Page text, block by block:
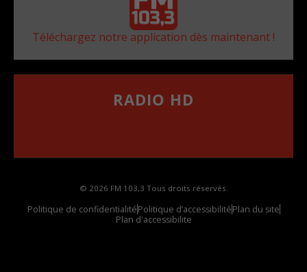
Téléchargez notre application dès maintenant !
RADIO HD
© 2026 FM 103,3 Tous droits réservés.
Politique de confidentialitéPolitique d’accessibilitéPlan du site
Plan d'accessibilite